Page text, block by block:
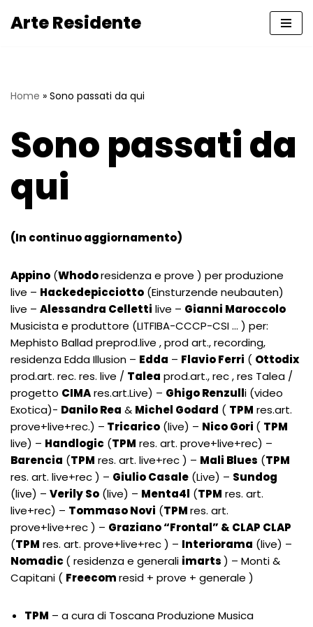
Arte Residente
Home » Sono passati da qui
Sono passati da
qui
(In continuo aggiornamento)
Appino (Whodoresidenza e prove ) per produzione
live – Hackedepicciotto (Einsturzende neubauten)
live – Alessandra Celletti live – Gianni Maroccolo
Musicista e produttore (LITFIBA-CCCP-CSI … ) per:
Mephisto Ballad preprod.live , prod art., recording,
residenza Edda Illusion – Edda – Flavio Ferri ( Ottodix
prod.art. rec. res. live / Talea prod.art., rec , res Talea /
progetto CIMAres.art.Live) – Ghigo Renzulli (video
Exotica)- Danilo Rea & Michel Godard ( TPM res.art.
prove+live+rec.) – Tricarico (live) – Nico Gori ( TPM
live) – Handlogic (TPM res. art. prove+live+rec) –
Barencia (TPM res. art. live+rec ) – Mali Blues (TPM
res. art. live+rec ) – Giulio Casale (Live) – Sundog
(live) – Verily So (live) – Menta4l (TPM res. art.
live+rec) – Tommaso Novi (TPMres. art.
prove+live+rec ) – Graziano “Frontal” & CLAP CLAP
(TPM res. art. prove+live+rec ) – Interiorama (live) –
Nomadic( residenza e generali imarts) – Monti &
Capitani ( Freecomresid + prove + generale )
TPM – a cura di Toscana Produzione Musica